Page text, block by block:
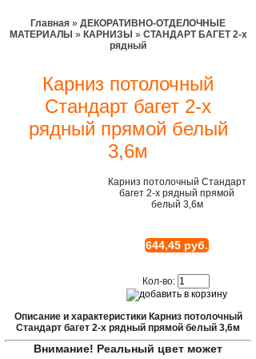
Главная » ДЕКОРАТИВНО-ОТДЕЛОЧНЫЕ
МАТЕРИАЛЫ » КАРНИЗЫ » СТАНДАРТ БАГЕТ 2-х
рядный
Карниз потолочный
Стандарт багет 2-х
рядный прямой белый
3,6м
Карниз потолочный Стандарт
багет 2-х рядный прямой
белый 3,6м
644,45 руб.
Кол-во:
Описание и характеристики Карниз потолочный
Стандарт багет 2-х рядный прямой белый 3,6м
Внимание! Реальный цвет может